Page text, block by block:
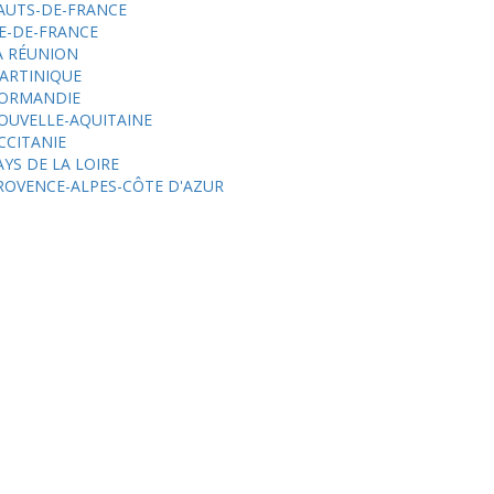
DE-FRANCE
DE-FRANCE
RÉUNION
AQUITAINE
DE LA LOIRE
ALPES-CÔTE D'AZUR